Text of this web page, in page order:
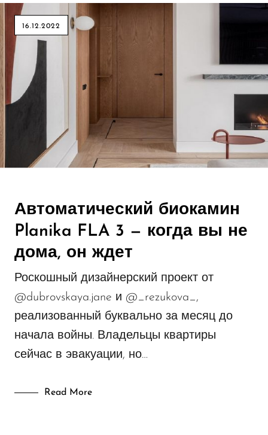
16.12.2022
Автоматический биокамин
Planika FLA 3 — когда вы не
дома, он ждет
Роскошный дизайнерский проект от
@dubrovskaya.jane и @_rezukova_,
реализованный буквально за месяц до
начала войны. Владельцы квартиры
сейчас в эвакуации, но…
Read More